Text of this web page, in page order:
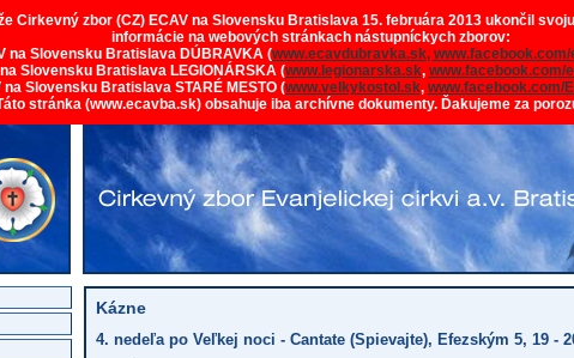
Cirkevný zbor (CZ) ECAV na Slovensku Bratislava 15. februára 2013 ukončil
informácie na webových stránkach nástupníckych zborov:
na Slovensku Bratislava DÚBRAVKA (www.ecavdubravka.sk,
Slovensku Bratislava LEGIONÁRSKA (www.legionarska.sk, www.facebook.com/
na Slovensku Bratislava STARÉ MESTO (www.velkykostol.sk, www.facebook.com/
stránka (www.ecavba.sk) obsahuje iba archívne dokumenty. Ďakujeme za
Kázne
4. nedeľa po Veľkej noci - Cantate (Spievajte), Efezským 5, 19 -